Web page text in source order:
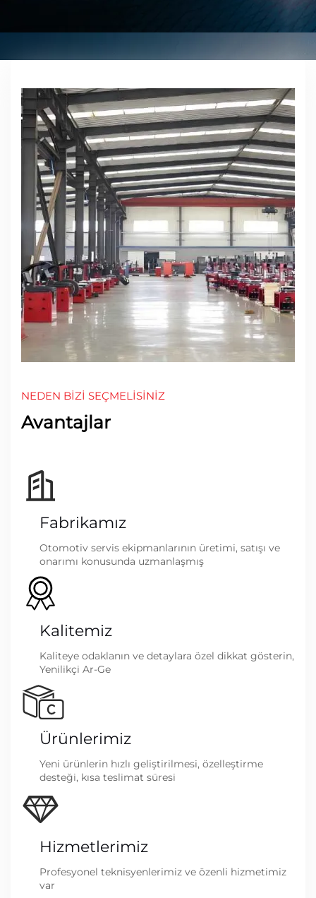
NEDEN BIZI SEÇMELISINIZ
Avantajlar
Fabrikamız
Otomotiv servis ekipmanlarının üretimi, satışı ve
onarımı konusunda uzmanlaşmış
Kalitemiz
Kaliteye odaklanın ve detaylara özel dikkat gösterin,
Yenilikçi Ar-Ge
Ürünlerimiz
Yeni ürünlerin hızlı geliştirilmesi, özelleştirme
desteği, kısa teslimat süresi
Hizmetlerimiz
Profesyonel teknisyenlerimiz ve özenli hizmetimiz
var